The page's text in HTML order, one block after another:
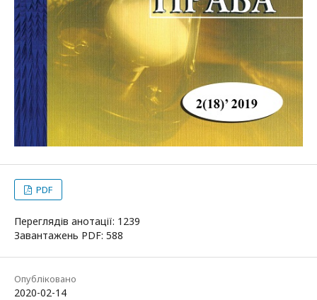
PDF
Переглядів анотації: 1239
Завантажень PDF: 588
Опубліковано
2020-02-14